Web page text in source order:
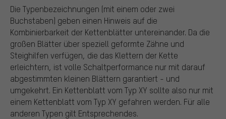
Die Typenbezeichnungen (mit einem oder zwei
Buchstaben) geben einen Hinweis auf die
Kombinierbarkeit der Kettenblätter untereinander. Da die
großen Blätter über speziell geformte Zähne und
Steighilfen verfügen, die das Klettern der Kette
erleichtern, ist volle Schaltperformance nur mit darauf
abgestimmten kleinen Blättern garantiert - und
umgekehrt. Ein Kettenblatt vom Typ XY sollte also nur mit
einem Kettenblatt vom Typ XY gefahren werden. Für alle
anderen Typen gilt Entsprechendes.